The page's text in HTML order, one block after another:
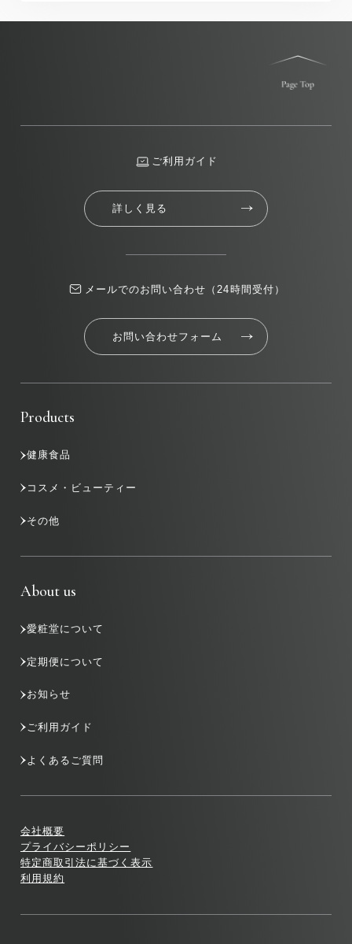
ご利用ガイド
詳しく見る
メールでのお問い合わせ（24時間受付）
お問い合わせフォーム
Products
健康食品
コスメ・ビューティー
その他
About us
愛粧堂について
定期便について
お知らせ
ご利用ガイド
よくあるご質問
会社概要
プライバシーポリシー
特定商取引法に基づく表示
利用規約